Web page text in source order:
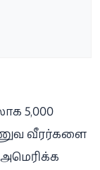
5,000
வீரர்களை